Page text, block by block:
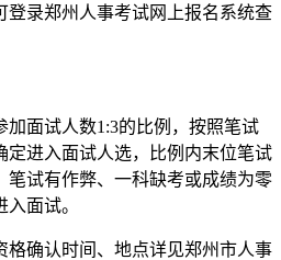
登录郑州人事考试网上报名系统查
面试人数1:3的比例，按照笔试
定进入面试人选，比例内末位笔试
笔试有作弊、一科缺考或成绩为零
面试。
格确认时间、地点详见郑州市人事